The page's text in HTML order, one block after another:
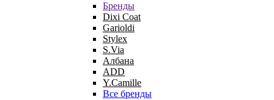
Бренды
Dixi Coat
Garioldi
Stylex
S.Via
Албана
ADD
Y.Camille
Все бренды